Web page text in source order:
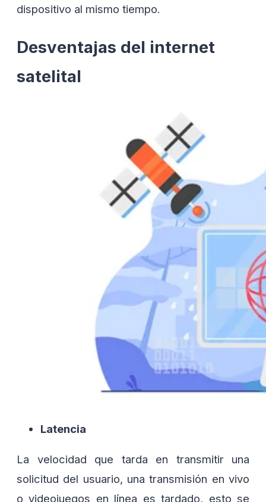
dispositivo al mismo tiempo.
Desventajas del internet
satelital
Latencia
La velocidad que tarda en transmitir una
solicitud del usuario, una transmisión en vivo
o videojuegos en línea es tardado, esto se